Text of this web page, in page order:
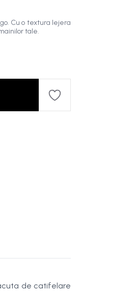
Cu o textura lejera
tale.
de catifelare